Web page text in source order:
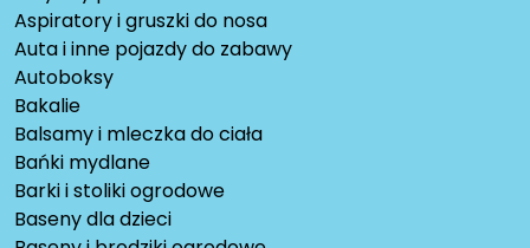
Aspiratory i gruszki do nosa
Auta i inne pojazdy do zabawy
Autoboksy
Bakalie
Balsamy i mleczka do ciała
Bańki mydlane
Barki i stoliki ogrodowe
Baseny dla dzieci